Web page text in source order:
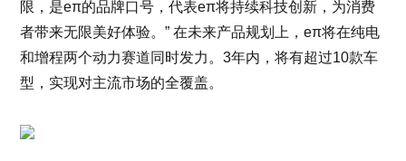
限，是eπ的品牌口号，代表eπ将持续科技创新，为消费
者带来无限美好体验。” 在未来产品规划上，eπ将在纯电
和增程两个动力赛道同时发力。3年内，将有超过10款车
型，实现对主流市场的全覆盖。